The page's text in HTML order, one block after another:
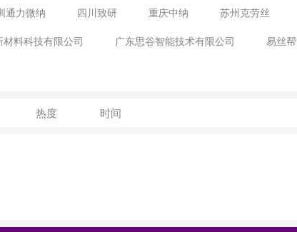
通力微纳 四川致研 重庆中纳 苏州克劳丝
料科技有限公司 广东思谷智能技术有限公司 易丝帮
热度 时间